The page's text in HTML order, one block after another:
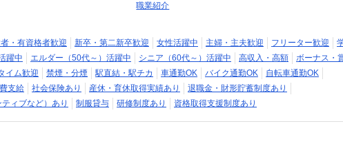
職業紹介
・有資格者歓迎 新卒・第二新卒歓迎 女性活躍中 主婦・主夫歓迎 フリーター歓迎
躍中 エルダー（50代～）活躍中 シニア（60代～）活躍中 高収入・高額
ボーナス・
イム歓迎 禁煙・分煙 駅直結・駅チカ 車通勤OK バイク通勤OK
自転車通勤OK
支給 社会保険あり 産休・育休取得実績あり
退職金・財形貯蓄制度あり
ィブなど）あり
制服貸与 研修制度あり 資格取得支援制度あり